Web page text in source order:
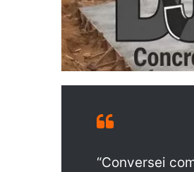
“Conversei